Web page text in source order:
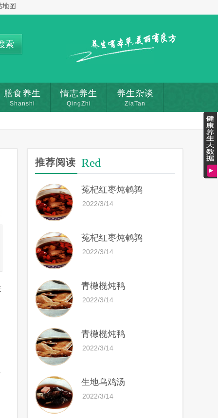
地图
索
膳食养生
Shanshi
情志养生
QingZhi
养生杂谈
ZiaTan
推荐阅读 Red
菟杞红枣炖鹌鹑
2022/3/14
菟杞红枣炖鹌鹑
2022/3/14
青橄榄炖鸭
2022/3/14
青橄榄炖鸭
2022/3/14
生地乌鸡汤
2022/3/14